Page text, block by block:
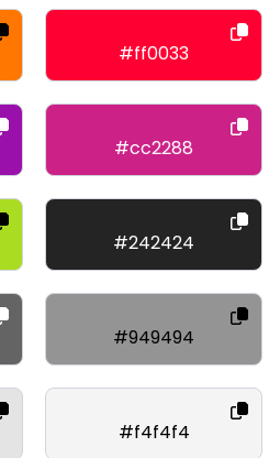
#ff0033
#cc2288
#242424
#949494
#f4f4f4